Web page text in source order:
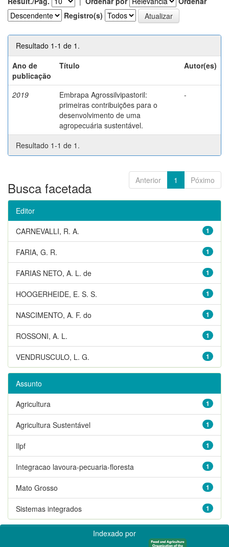
Registro(s)
Resultado 1-1 de 1.
Ano de
publicação
Título Autor(es)
2019
Embrapa Agrossilvipastoril:
primeiras contribuições para o
desenvolvimento de uma
agropecuária sustentável.
-
Resultado 1-1 de 1.
Anterior 1 Póximo
Busca facetada
Editor
1
CARNEVALLI, R. A.
1
FARIA, G. R.
1
FARIAS NETO, A. L. de
1
HOOGERHEIDE, E. S. S.
1
NASCIMENTO, A. F. do
1
ROSSONI, A. L.
1
VENDRUSCULO, L. G.
Assunto
1
Agricultura
1
Agricultura Sustentável
1
Ilpf
1
Integracao lavoura-pecuaria-floresta
1
Mato Grosso
1
Sistemas integrados
Indexado por